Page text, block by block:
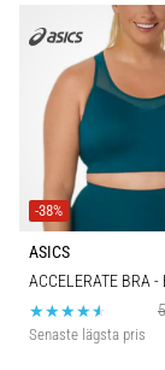
-38%
ASICS
ACCELERATE BRA-
Senaste lägsta pris